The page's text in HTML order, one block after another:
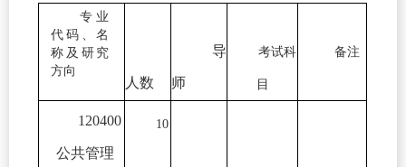
专业
代码、名
称及研究
方向
人数
导
师
考试科
目
备注
120400
公共管理
10